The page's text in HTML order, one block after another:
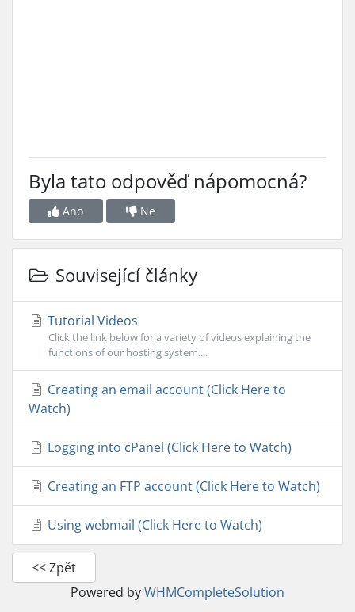
Byla tato odpověď nápomocná?
Ano Ne
Související články
Tutorial Videos
Click the link below for a variety of videos explaining the
functions of our hosting system....
Creating an email account (Click Here to
Watch)
Logging into cPanel (Click Here to Watch)
Creating an FTP account (Click Here to Watch)
Using webmail (Click Here to Watch)
<< Zpět
Powered byWHMCompleteSolution